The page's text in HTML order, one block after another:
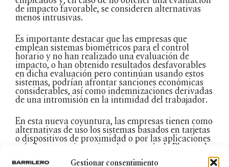
Gestionar consentimiento
de impacto favorable, se consideren alternativas
menos intrusivas.
Es importante destacar que las empresas que
emplean sistemas biométricos para el control
horario y no han realizado una evaluación de
impacto, o han obtenido resultados desfavorables
en dicha evaluación pero continúan usando estos
sistemas, podrían afrontar sanciones económicas
considerables, así como indemnizaciones derivadas
de una intromisión en la intimidad del trabajador.
En esta nueva coyuntura, las empresas tienen como
alternativas de uso los sistemas basados en tarjetas
o dispositivos de proximidad o por las aplicaciones
móviles con tarjetas virtuales a través de Bluetooth
identificación eficientes para evitar los posibles